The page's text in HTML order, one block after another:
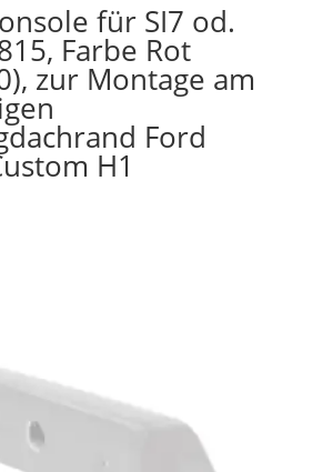
für SI7 od.
Farbe Rot
zur Montage am
Ford
H1